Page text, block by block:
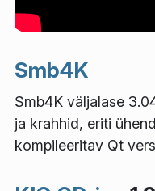
Smb4K
Smb4K väljalase
ja krahhid, eriti
kompileeritav Qt